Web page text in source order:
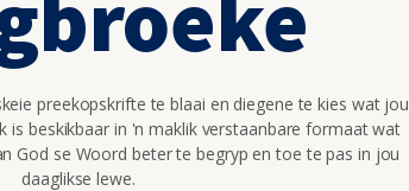
preekopskrifte te blaai en diegene te kies wat jou
is beskikbaar in 'n maklik verstaanbare formaat wat
God se Woord beter te begryp en toe te pas in jou
daaglikse lewe.